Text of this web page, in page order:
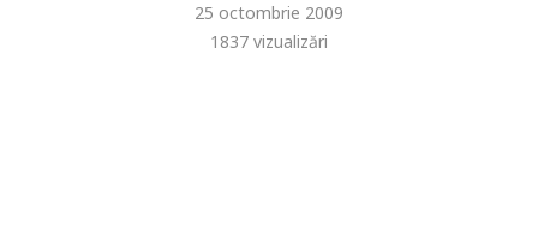
25 octombrie 2009
1837 vizualizări